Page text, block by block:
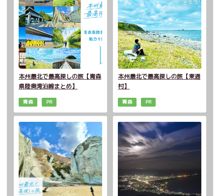
本州最北で最高探しの旅【青森
県陸奥湾沿線まとめ】
青森 PR
本州最北で最高探しの旅【東通
村】
青森 PR